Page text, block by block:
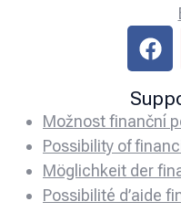
Možnost finanční
Possibility of
Möglichkeit der
Possibilité d’aide